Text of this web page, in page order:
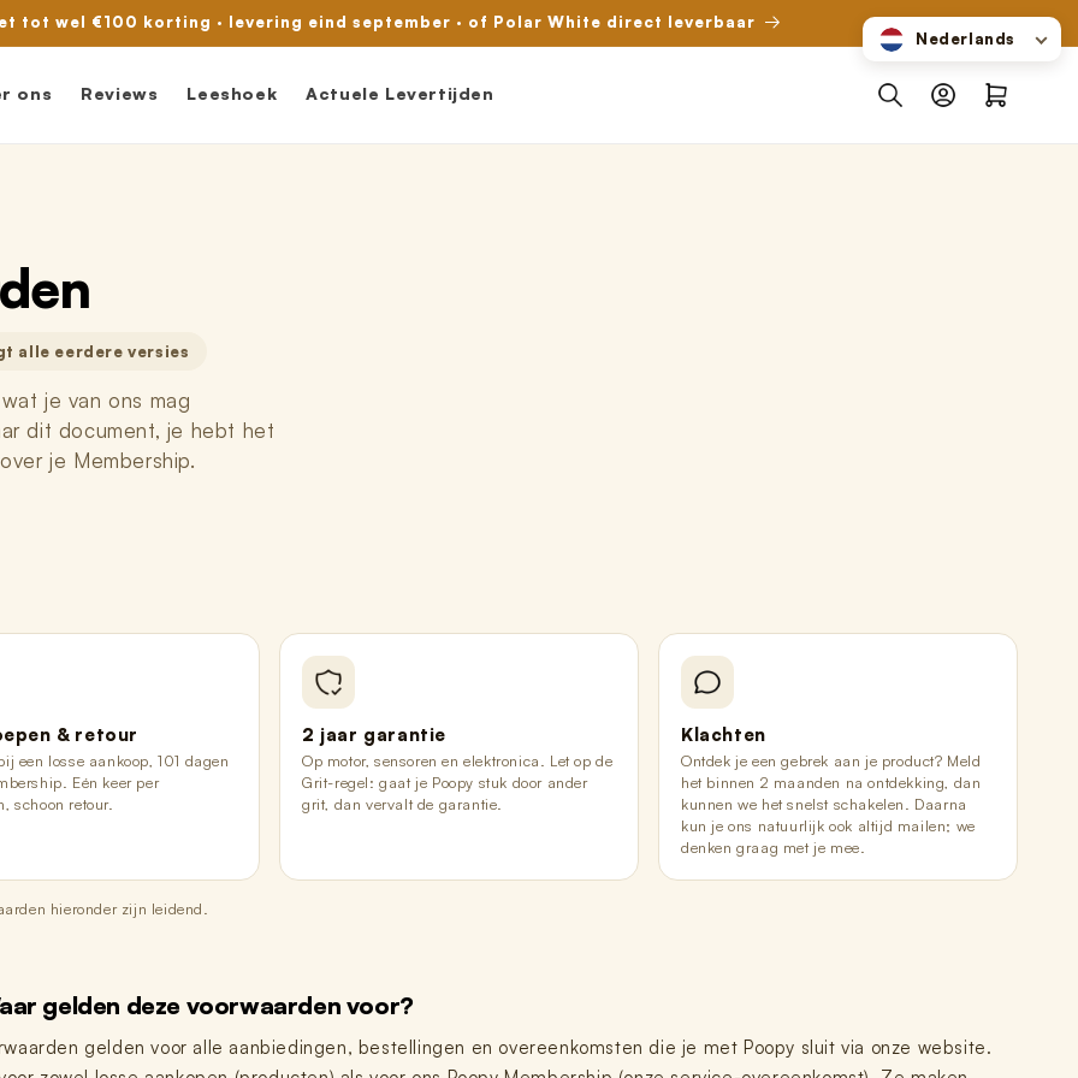
tot wel €100 korting · levering eind september · of Polar White direct leverbaar
ons Reviews Leeshoek Actuele Levertijden Inloggen
Winkelwagen
alle eerdere versies
je van ons mag
dit document, je hebt het
je Membership.
& retour
een losse aankoop, 101 dagen
Eén keer per
schoon retour.
2 jaar garantie
Op motor, sensoren en elektronica. Let op de
Grit-regel: gaat je Poopy stuk door ander
grit, dan vervalt de garantie.
Klachten
Ontdek je een gebrek aan je product? Meld
het binnen 2 maanden na ontdekking, dan
kunnen we het snelst schakelen. Daarna
kun je ons natuurlijk ook altijd mailen; we
denken graag met je mee.
hieronder zijn leidend.
gelden deze voorwaarden voor?
gelden voor alle aanbiedingen, bestellingen en overeenkomsten die je met Poopy sluit via onze website.
Nederlands